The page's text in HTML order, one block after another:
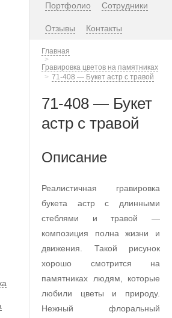
Портфолио Сотрудники
Отзывы Контакты
Главная
Гравировка цветов на памятниках
71-408 — Букет астр с травой
71-408 — Букет
астр с травой
Описание
Реалистичная гравировка
букета астр с длинными
стеблями и травой —
композиция полна жизни и
движения. Такой рисунок
хорошо смотрится на
памятниках людям, которые
любили цветы и природу.
Нежный флоральный